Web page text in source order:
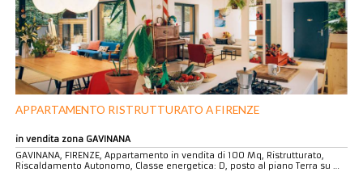
APPARTAMENTO RISTRUTTURATO A FIRENZE
in vendita zona GAVINANA
GAVINANA, FIRENZE, Appartamento in vendita di 100 Mq, Ristrutturato,
Riscaldamento Autonomo, Classe energetica: D, posto al piano Terra su …